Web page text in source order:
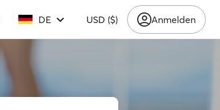
DE USD ($) Anmelden